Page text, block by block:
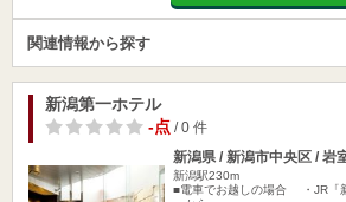
関連情報から探す
新潟第一ホテル
-点/ 0 件
新潟県 / 新潟市中央区 / 岩
新潟駅230m
■電車でお越しの場合 ・JR「